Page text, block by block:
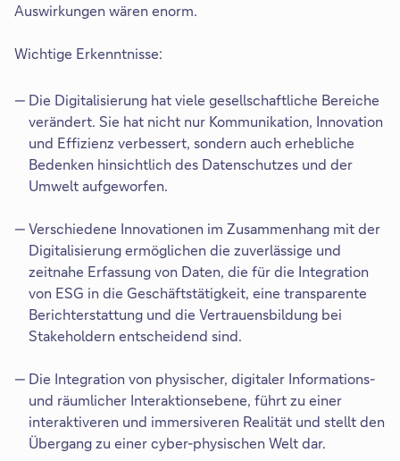
Auswirkungen wären enorm.
Wichtige Erkenntnisse:
Die Digitalisierung hat viele gesellschaftliche Bereiche
verändert. Sie hat nicht nur Kommunikation, Innovation
und Effizienz verbessert, sondern auch erhebliche
Bedenken hinsichtlich des Datenschutzes und der
Umwelt aufgeworfen.
Verschiedene Innovationen im Zusammenhang mit der
Digitalisierung ermöglichen die zuverlässige und
zeitnahe Erfassung von Daten, die für die Integration
von ESG in die Geschäftstätigkeit, eine transparente
Berichterstattung und die Vertrauensbildung bei
Stakeholdern entscheidend sind.
Die Integration von physischer, digitaler Informations-
und räumlicher Interaktionsebene, führt zu einer
interaktiveren und immersiveren Realität und stellt den
Übergang zu einer cyber-physischen Welt dar.